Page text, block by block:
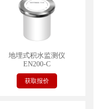
地埋式积水监测仪
EN200-C
获取报价